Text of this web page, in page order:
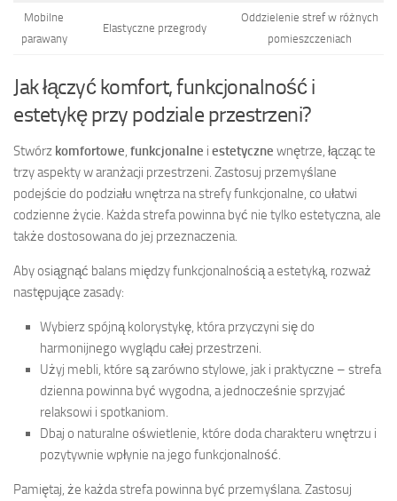
Mobilne
parawany
Elastyczne przegrody
Oddzielenie stref w różnych
pomieszczeniach
Jak łączyć komfort, funkcjonalność i
estetykę przy podziale przestrzeni?
Stwórz komfortowe, funkcjonalne i estetyczne wnętrze, łącząc te
trzy aspekty w aranżacji przestrzeni. Zastosuj przemyślane
podejście do podziału wnętrza na strefy funkcjonalne, co ułatwi
codzienne życie. Każda strefa powinna być nie tylko estetyczna, ale
także dostosowana do jej przeznaczenia.
Aby osiągnąć balans między funkcjonalnością a estetyką, rozważ
następujące zasady:
Wybierz spójną kolorystykę, która przyczyni się do
harmonijnego wyglądu całej przestrzeni.
Użyj mebli, które są zarówno stylowe, jak i praktyczne – strefa
dzienna powinna być wygodna, a jednocześnie sprzyjać
relaksowi i spotkaniom.
Dbaj o naturalne oświetlenie, które doda charakteru wnętrzu i
pozytywnie wpłynie na jego funkcjonalność.
Pamiętaj, że każda strefa powinna być przemyślana. Zastosuj